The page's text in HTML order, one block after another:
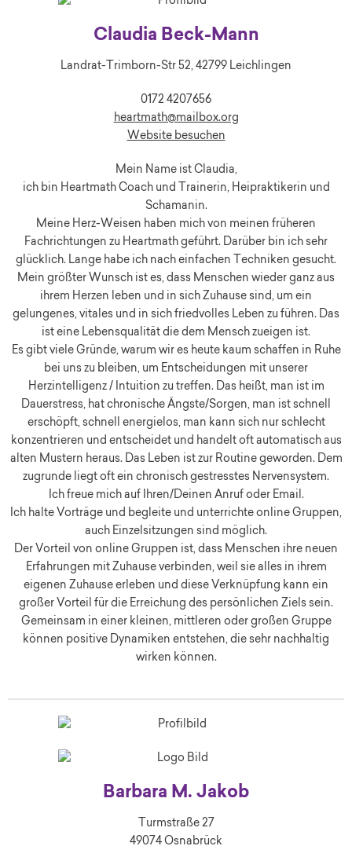
Claudia Beck-Mann
Landrat-Trimborn-Str 52, 42799 Leichlingen
0172 4207656
heartmath@mailbox.org
Website besuchen
Mein Name ist Claudia,
ich bin Heartmath Coach und Trainerin, Heipraktikerin und
Schamanin.
Meine Herz-Weisen haben mich von meinen früheren
Fachrichtungen zu Heartmath geführt. Darüber bin ich sehr
glücklich. Lange habe ich nach einfachen Techniken gesucht.
Mein größter Wunsch ist es, dass Menschen wieder ganz aus
ihrem Herzen leben und in sich Zuhause sind, um ein
gelungenes, vitales und in sich friedvolles Leben zu führen. Das
ist eine Lebensqualität die dem Mensch zueigen ist.
Es gibt viele Gründe, warum wir es heute kaum schaffen in Ruhe
bei uns zu bleiben, um Entscheidungen mit unserer
Herzintelligenz / Intuition zu treffen. Das heißt, man ist im
Dauerstress, hat chronische Ängste/Sorgen, man ist schnell
erschöpft, schnell energielos, man kann sich nur schlecht
konzentrieren und entscheidet und handelt oft automatisch aus
alten Mustern heraus. Das Leben ist zur Routine geworden. Dem
zugrunde liegt oft ein chronisch gestresstes Nervensystem.
Ich freue mich auf Ihren/Deinen Anruf oder Email.
Ich halte Vorträge und begleite und unterrichte online Gruppen,
auch Einzelsitzungen sind möglich.
Der Vorteil von online Gruppen ist, dass Menschen ihre neuen
Erfahrungen mit Zuhause verbinden, weil sie alles in ihrem
eigenen Zuhause erleben und diese Verknüpfung kann ein
großer Vorteil für die Erreichung des persönlichen Ziels sein.
Gemeinsam in einer kleinen, mittleren oder großen Gruppe
können positive Dynamiken entstehen, die sehr nachhaltig
wirken können.
Barbara M. Jakob
Turmstraße 27
49074 Osnabrück